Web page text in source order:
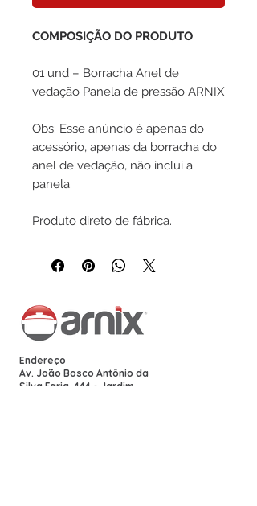
COMPOSIÇÃO DO PRODUTO
01 und – Borracha Anel de
vedação Panela de pressão ARNIX
Obs: Esse anúncio é apenas do
acessório, apenas da borracha do
anel de vedação, não inclui a
panela.
Produto direto de fábrica.
Endereço
Av. João Bosco Antônio da
Silva Faria, 444 - Jardim